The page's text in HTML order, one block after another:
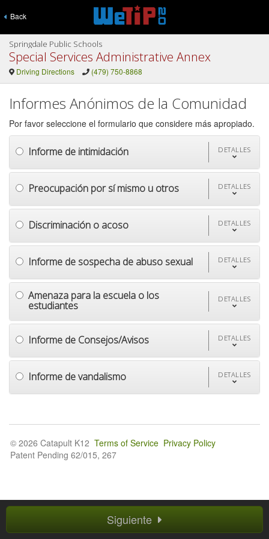
Back
Springdale Public Schools
Special Services Administrative Annex
Driving Directions (479) 750-8868
Informes Anónimos de la Comunidad
Por favor seleccione el formulario que considere más apropiado.
Informe de intimidación DETALLES
Preocupación por sí mismo u otros DETALLES
Discriminación o acoso DETALLES
Informe de sospecha de abuso sexual DETALLES
Amenaza para la escuela o los
estudiantes
DETALLES
Informe de Consejos/Avisos DETALLES
Informe de vandalismo DETALLES
Siguiente
© 2026 Catapult K12 Terms of Service Privacy Policy
Patent Pending 62/015, 267